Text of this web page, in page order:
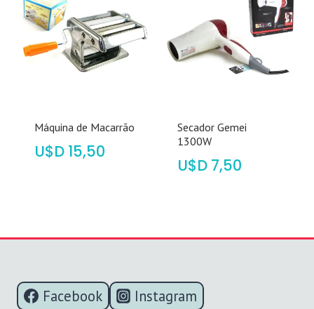
Máquina de Macarrão
$ 15,50
Secador Gemei
1300W
$ 7,50
Facebook Instagram